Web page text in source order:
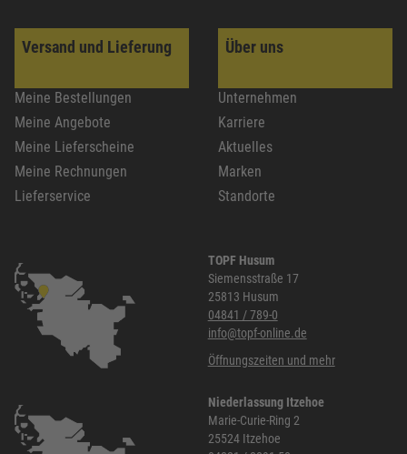
Versand und Lieferung
Meine Bestellungen
Meine Angebote
Meine Lieferscheine
Meine Rechnungen
Lieferservice
Über uns
Unternehmen
Karriere
Aktuelles
Marken
Standorte
TOPF Husum
Siemensstraße 17
25813 Husum
04841 / 789-0
info@topf-online.de
Öffnungszeiten und mehr
Niederlassung Itzehoe
Marie-Curie-Ring 2
25524 Itzehoe